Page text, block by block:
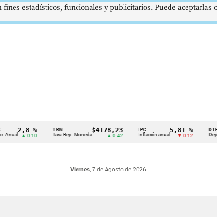
2,8 %
▲ 0.10 Tasa Rep. Moneda
$4178,23
▲ 0.42 Inflación anual
5,81 %
▼ 0.12 Dep.
Viernes, 7 de Agosto de 2026
estadísticos, funcionales y publicitarios. Puede aceptarlas